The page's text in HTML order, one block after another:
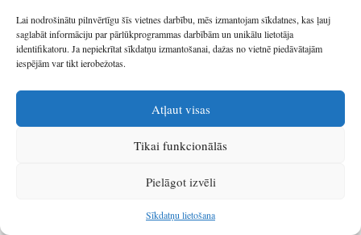
Lai nodrošinātu pilnvērtīgu šīs vietnes darbību, mēs izmantojam sīkdatnes, kas ļauj
saglabāt informāciju par pārlūkprogrammas darbībām un unikālu lietotāja
identifikatoru. Ja nepiekrītat sīkdatņu izmantošanai, dažas no vietnē piedāvātajām
iespējām var tikt ierobežotas.
Atļaut visas
Tikai funkcionālās
Pielāgot izvēli
Sīkdatņu lietošana
Pašvaldības varēs iesniegt projektus sabiedrībā balstītu
pakalpojumu izveidei
LM meklēs iespējas no 2018. gada ieviest principu „nauda seko
klientam”
Labklājības ministrija Latgales plānošanas reģionā pārrunās
sabiedrībā balstītu pakalpojumu ieviešanu